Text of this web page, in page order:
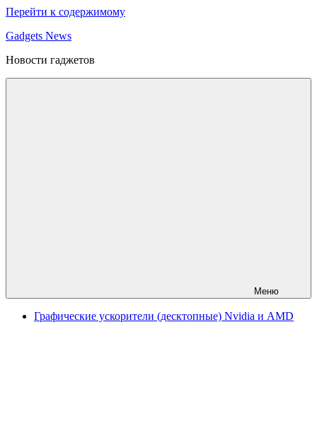
Перейти к содержимому
Gadgets News
Новости гаджетов
Меню
Графические ускорители (десктопные) Nvidia и AMD